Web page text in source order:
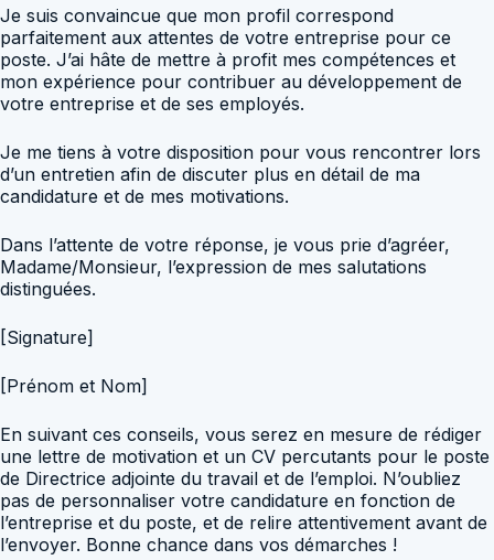
Je suis convaincue que mon profil correspond
parfaitement aux attentes de votre entreprise pour ce
poste. J’ai hâte de mettre à profit mes compétences et
mon expérience pour contribuer au développement de
votre entreprise et de ses employés.
Je me tiens à votre disposition pour vous rencontrer lors
d’un entretien afin de discuter plus en détail de ma
candidature et de mes motivations.
Dans l’attente de votre réponse, je vous prie d’agréer,
Madame/Monsieur, l’expression de mes salutations
distinguées.
[Signature]
[Prénom et Nom]
En suivant ces conseils, vous serez en mesure de rédiger
une lettre de motivation et un CV percutants pour le poste
de Directrice adjointe du travail et de l’emploi. N’oubliez
pas de personnaliser votre candidature en fonction de
l’entreprise et du poste, et de relire attentivement avant de
l’envoyer. Bonne chance dans vos démarches !